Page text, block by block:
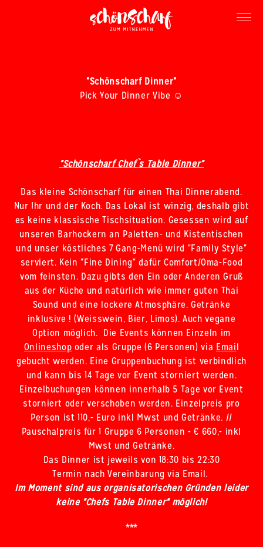
"Schönscharf Dinner"
Pick Your Dinner Vibe ☺️
"Schönscharf Chef`s Table Dinner"
Das kleine Schönscharf für einen Thai Dinnerabend.
Nur Ihr und der Koch. Das Lokal ist winzig, deshalb gibt
es keine klassische Tischsituation. Gesessen wird auf
unseren Barhockern an Paletten- und Kistentischen
und unser köstliches 7 Gang-Menü wird "Family Style"
serviert. Kein "Fine Dining" dafür Comfort/Oma-Food
vom feinsten. Dazu gibts den Ein oder Anderen Gruß
aus der Küche und natürlich wie immer guten Thai
Sound und eine lockere Atmosphäre. Getränke
inklusive ! (Weisswein, Bier, Limos). Auch vegane
Option möglich. Die Events können Einzeln im
Onlineshop oder als Gruppe (6 Personen) via Email
gebucht werden. Eine Gruppenbuchung ist verbindlich
und kann bis 14 Tage vor Event storniert werden.
Einzelbuchungen können innerhalb 5 Tage vor Event
storniert oder verschoben werden. Einzelpreis pro
Person ist 110,- Euro inkl Mwst und Getränke. //
Pauschalpreis für 1 Gruppe 6 Personen - € 660,- inkl
Mwst und Getränke.
Das Dinner ist jeweils von 18:30 bis 22:30
Termin nach Vereinbarung via Email.
Im Moment sind aus organisatorischen Gründen leider
keine "Chefs Table Dinner" möglich!
***